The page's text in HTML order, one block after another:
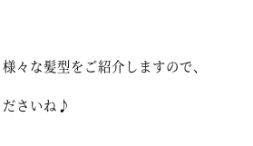
々な髪型をご紹介しますので、
ださいね♪